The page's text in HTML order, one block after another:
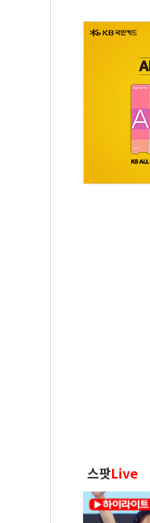
스팟Live